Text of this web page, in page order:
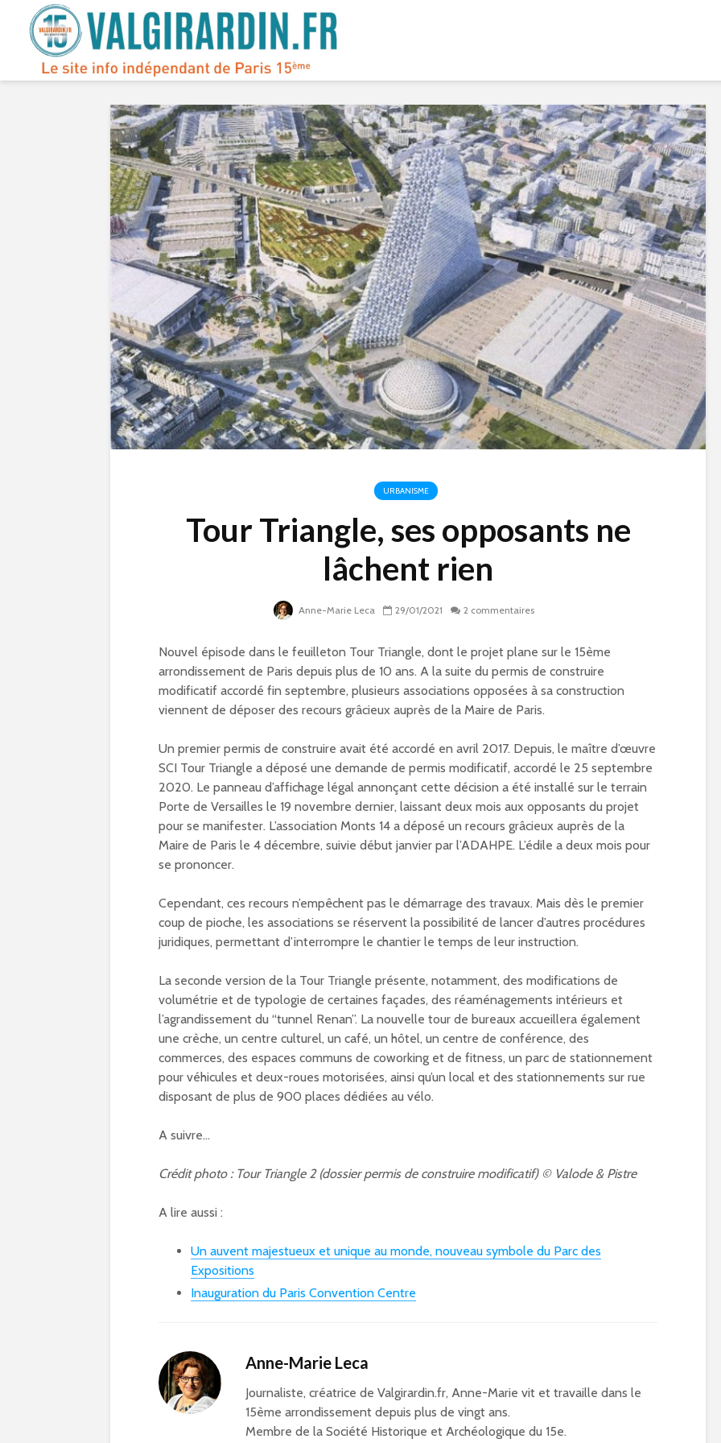
URBANISME
Tour Triangle, ses opposants ne
lâchent rien
Anne-Marie Leca 29/01/2021 2 commentaires
Nouvel épisode dans le feuilleton Tour Triangle, dont le projet plane sur le 15ème
arrondissement de Paris depuis plus de 10 ans. A la suite du permis de construire
modificatif accordé fin septembre, plusieurs associations opposées à sa construction
viennent de déposer des recours grâcieux auprès de la Maire de Paris.
Un premier permis de construire avait été accordé en avril 2017. Depuis, le maître d’œuvre
SCI Tour Triangle a déposé une demande de permis modificatif, accordé le 25 septembre
2020. Le panneau d’affichage légal annonçant cette décision a été installé sur le terrain
Porte de Versailles le 19 novembre dernier, laissant deux mois aux opposants du projet
pour se manifester. L’association Monts 14 a déposé un recours grâcieux auprès de la
Maire de Paris le 4 décembre, suivie début janvier par l’ADAHPE. L’édile a deux mois pour
se prononcer.
Cependant, ces recours n’empêchent pas le démarrage des travaux. Mais dès le premier
coup de pioche, les associations se réservent la possibilité de lancer d’autres procédures
juridiques, permettant d’interrompre le chantier le temps de leur instruction.
La seconde version de la Tour Triangle présente, notamment, des modifications de
volumétrie et de typologie de certaines façades, des réaménagements intérieurs et
l’agrandissement du “tunnel Renan”. La nouvelle tour de bureaux accueillera également
une crèche, un centre culturel, un café, un hôtel, un centre de conférence, des
commerces, des espaces communs de coworking et de fitness, un parc de stationnement
pour véhicules et deux-roues motorisées, ainsi qu’un local et des stationnements sur rue
disposant de plus de 900 places dédiées au vélo.
A suivre…
Crédit photo : Tour Triangle 2 (dossier permis de construire modificatif) © Valode & Pistre
A lire aussi :
Un auvent majestueux et unique au monde, nouveau symbole du Parc des
Expositions
Inauguration du Paris Convention Centre
Anne-Marie Leca
Journaliste, créatrice de Valgirardin.fr, Anne-Marie vit et travaille dans le
15ème arrondissement depuis plus de vingt ans.
Membre de la Société Historique et Archéologique du 15e.
Compétitions, flamme
olympique… les Jeux
Paralympiques à Paris
15
11/10/2023
9 projets lauréats
pour Paris 15 au
Budget participatif
Les meilleurs pains
bio d’Ile-de-France
dans le 15e
Qu’est-ce qu’on fait
pendant les vacances
01/04/2019
Inauguration de
Place Chantal-
Mauduit à Paris
Paris 15